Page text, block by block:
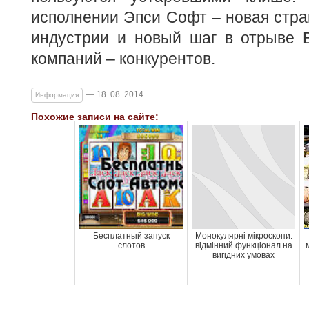
исполнении Эпси Софт – новая
индустрии и новый шаг в отрыве
компаний – конкурентов.
Информация — 18. 08. 2014
Похожие записи на сайте:
Бесплатный запуск
слотов
Монокулярні мікроскопи:
відмінний функціонал на
вигідних умовах